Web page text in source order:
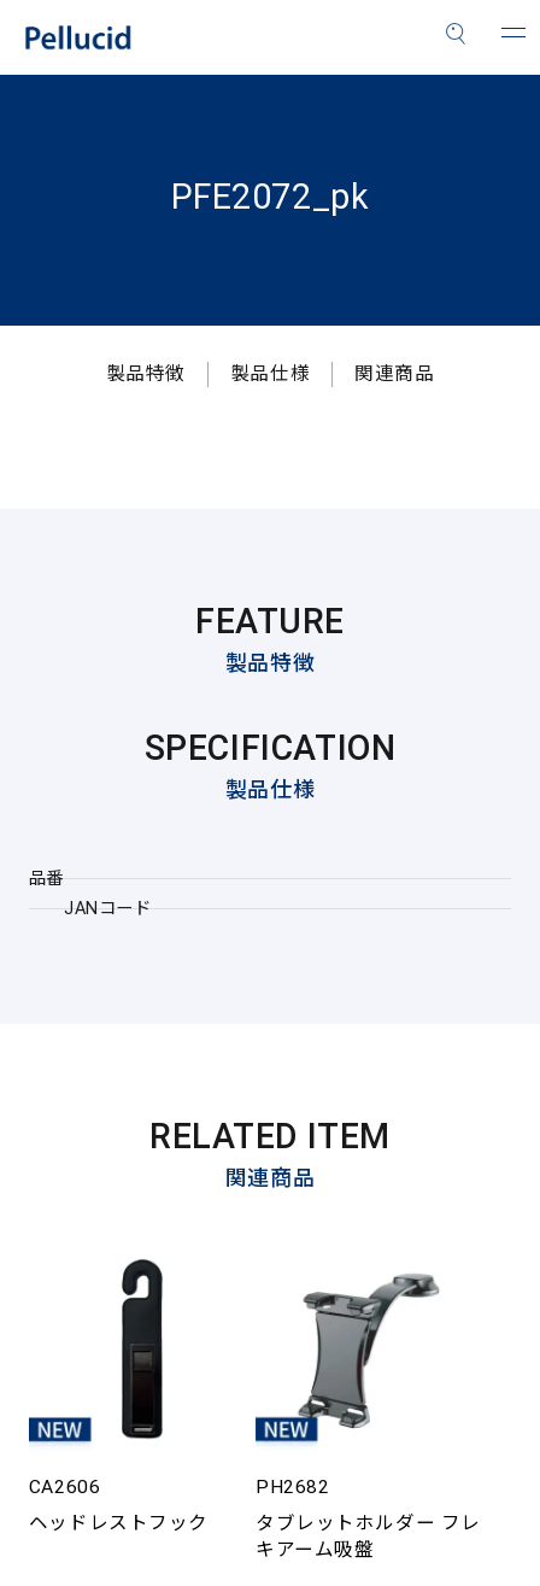
PFE2072_pk
製品特徴 製品仕様 関連商品
FEATURE
製品特徴
SPECIFICATION
製品仕様
品番
JANコード
RELATED ITEM
関連商品
CA2606
ヘッドレストフック
PH2682
タブレットホルダー フレ
キアーム吸盤